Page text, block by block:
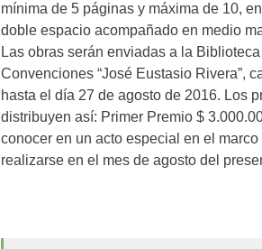
mínima de 5 páginas y máxima de 10,
doble espacio acompañado en medio
Las obras serán enviadas a la
Convenciones “José Eustasio Rivera”,
hasta el día 27 de agosto de 2016. Los
distribuyen así: Primer Premio $
conocer en un acto especial en el
realizarse en el mes de agosto del